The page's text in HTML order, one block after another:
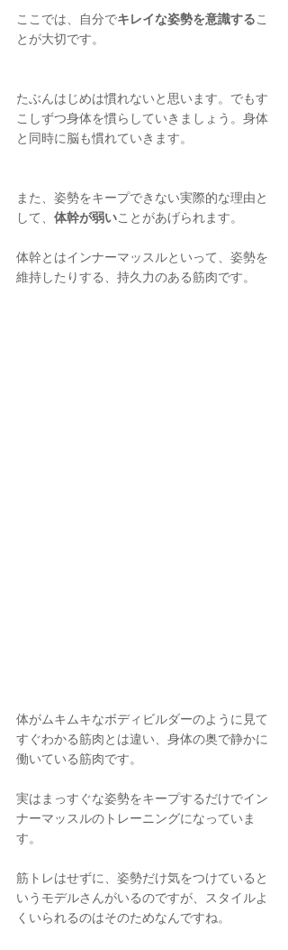
ここでは、自分でキレイな姿勢を意識するこ
とが大切です。
たぶんはじめは慣れないと思います。でもす
こしずつ身体を慣らしていきましょう。身体
と同時に脳も慣れていきます。
また、姿勢をキープできない実際的な理由と
して、 体幹が弱いことがあげられます。
体幹とはインナーマッスルといって、姿勢を
維持したりする、持久力のある筋肉です。
体がムキムキなボディビルダーのように見て
すぐわかる筋肉とは違い、身体の奥で静かに
働いている筋肉です。
実はまっすぐな姿勢をキープするだけでイン
ナーマッスルのトレーニングになっていま
す。
筋トレはせずに、姿勢だけ気をつけていると
いうモデルさんがいるのですが、スタイルよ
くいられるのはそのためなんですね。